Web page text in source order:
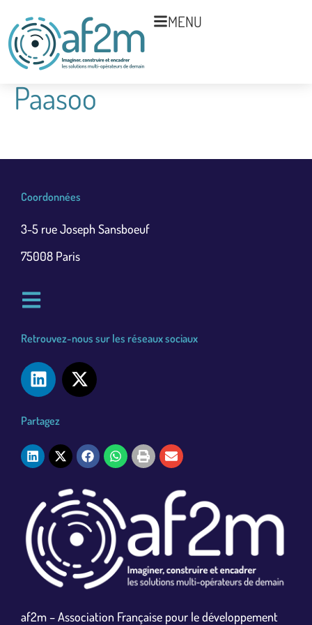
MENU
Paasoo
Coordonnées
3-5 rue Joseph Sansboeuf
75008 Paris
Retrouvez-nous sur les réseaux sociaux
Partagez
af2m – Association Française pour le développement